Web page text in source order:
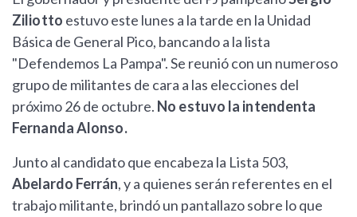
Ziliotto estuvo este lunes a la tarde en la Unidad
Básica de General Pico, bancando a la lista
"Defendemos La Pampa". Se reunió con un numeroso
grupo de militantes de cara a las elecciones del
próximo 26 de octubre. No estuvo la intendenta
Fernanda Alonso.
Junto al candidato que encabeza la Lista 503,
Abelardo Ferrán, y a quienes serán referentes en el
trabajo militante, brindó un pantallazo sobre lo que